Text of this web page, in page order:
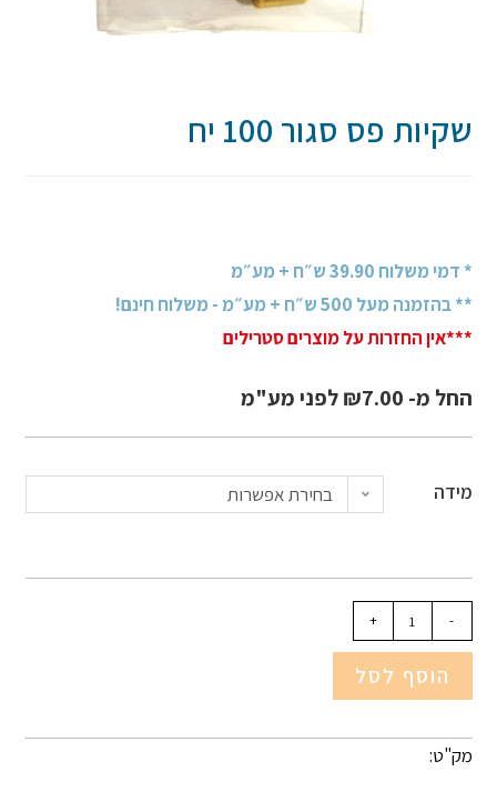
שקיות פס סגור 100 יח
* דמי משלוח 39.90 ש״ח + מע״מ
** בהזמנה מעל 500 ש״ח + מע״מ - משלוח חינם!
***אין החזרות על מוצרים סטרילים
החל מ- ₪7.00 לפני מע"מ
מידה בחירת אפשרות
-
+
הוסף לסל
מק"ט: